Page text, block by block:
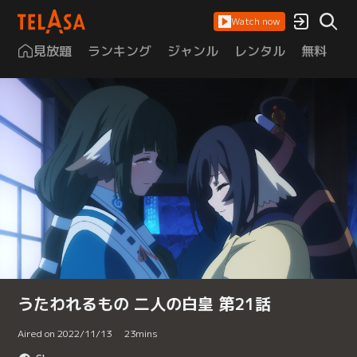
Watch now
見放題 ランキング ジャンル レンタル 無料
うたわれるもの 二人の白皇 第21話
Aired on 2022/11/13 23mins